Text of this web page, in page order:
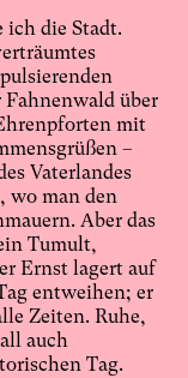
ich die Stadt.
über
mit
–
Vaterlandes
wo man den
Aber das
Tumult,
Ernst lagert auf
entweihen; er
Zeiten. Ruhe,
auch
Tag.